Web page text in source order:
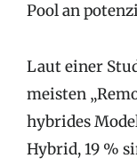
Pool an
Laut einer
meisten
hybrides
Hybrid, 19 %